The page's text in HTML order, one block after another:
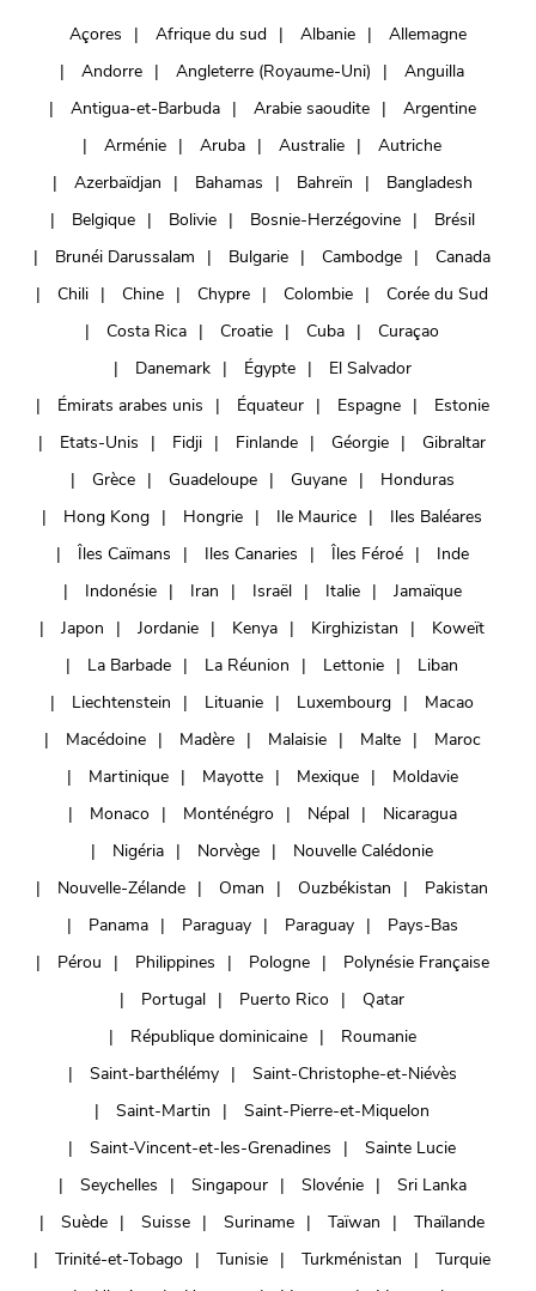
Açores Afrique du sud Albanie
Allemagne
Andorre
Angleterre (Royaume-Uni)
Anguilla
Antigua-et-Barbuda
Arabie saoudite
Argentine
Arménie
Aruba Australie
Autriche
Azerbaïdjan
Bahamas Bahreïn
Bangladesh
Belgique
Bolivie Bosnie-Herzégovine
Brésil
Brunéi Darussalam
Bulgarie Cambodge
Canada
Chili
Chine Chypre Colombie
Corée du Sud
Costa Rica
Croatie Cuba
Curaçao
Danemark
Égypte
El Salvador
Émirats arabes unis
Équateur Espagne
Estonie
Etats-Unis
Fidji Finlande Géorgie
Gibraltar
Grèce
Guadeloupe Guyane
Honduras
Hong Kong
Hongrie Ile Maurice
Iles Baléares
Îles Caïmans
Iles Canaries Îles Féroé
Inde
Indonésie
Iran Israël Italie
Jamaïque
Japon
Jordanie Kenya Kirghizistan
Koweït
La Barbade
La Réunion Lettonie
Liban
Liechtenstein
Lituanie Luxembourg
Macao
Macédoine
Madère Malaisie Malte
Maroc
Martinique
Mayotte Mexique
Moldavie
Monaco
Monténégro Népal
Nicaragua
Nigéria
Norvège
Nouvelle Calédonie
Nouvelle-Zélande
Oman Ouzbékistan
Pakistan
Panama
Paraguay Paraguay
Pays-Bas
Pérou
Philippines Pologne
Polynésie Française
Portugal
Puerto Rico
Qatar
République dominicaine
Roumanie
Saint-barthélémy
Saint-Christophe-et-Niévès
Saint-Martin
Saint-Pierre-et-Miquelon
Saint-Vincent-et-les-Grenadines
Sainte Lucie
Seychelles
Singapour Slovénie
Sri Lanka
Suède
Suisse Suriname Taïwan
Thaïlande
Trinité-et-Tobago
Tunisie Turkménistan
Turquie